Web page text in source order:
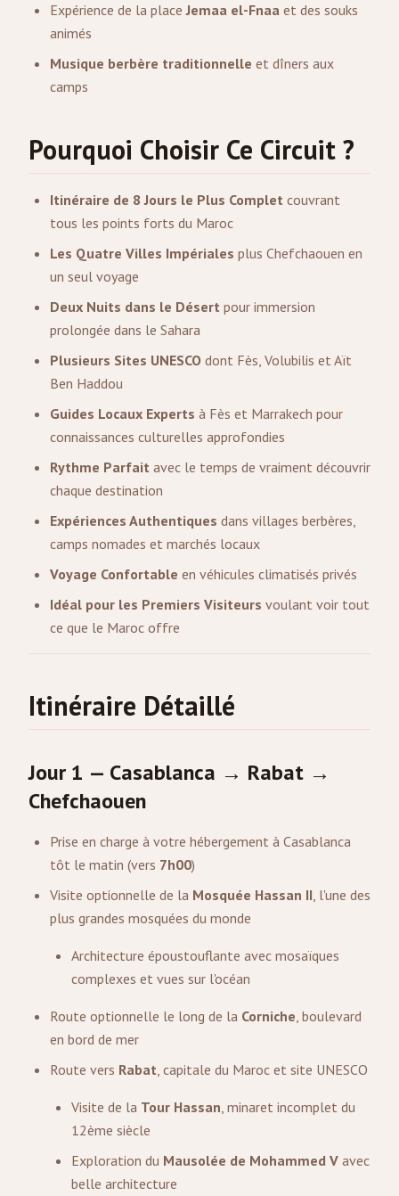
Expérience de la placeJemaa el-Fnaa et des souks
animés
Musique berbère traditionnelle et dîners aux
camps
Pourquoi Choisir Ce Circuit ?
Itinéraire de 8 Jours le Plus Complet couvrant
tous les points forts du Maroc
Les Quatre Villes Impériales plus Chefchaouen en
un seul voyage
Deux Nuits dans le Désert pour immersion
prolongée dans le Sahara
Plusieurs Sites UNESCO dont Fès, Volubilis et Aït
Ben Haddou
Guides Locaux Experts à Fès et Marrakech pour
connaissances culturelles approfondies
Rythme Parfait avec le temps de vraiment découvrir
chaque destination
Expériences Authentiques dans villages berbères,
camps nomades et marchés locaux
Voyage Confortable en véhicules climatisés privés
Idéal pour les Premiers Visiteurs voulant voir tout
ce que le Maroc offre
Itinéraire Détaillé
Jour 1 — Casablanca → Rabat →
Chefchaouen
Prise en charge à votre hébergement à Casablanca
tôt le matin (vers 7h00)
Visite optionnelle de la Mosquée Hassan II, l'une des
plus grandes mosquées du monde
Architecture époustouflante avec mosaïques
complexes et vues sur l'océan
Route optionnelle le long de la Corniche, boulevard
en bord de mer
Route vers Rabat, capitale du Maroc et site UNESCO
Visite de la Tour Hassan, minaret incomplet du
12ème siècle
Exploration du Mausolée de Mohammed V avec
belle architecture